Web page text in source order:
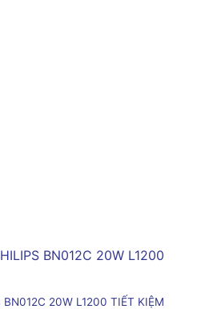
20W L1200 TIẾT KIỆM